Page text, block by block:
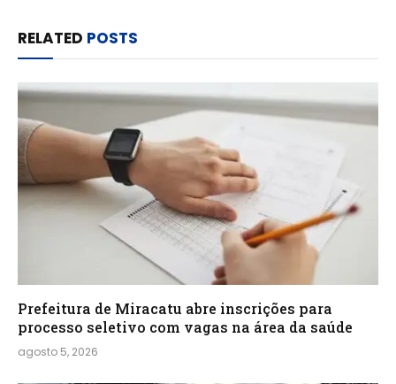
RELATED POSTS
Prefeitura de Miracatu abre inscrições para
processo seletivo com vagas na área da saúde
agosto 5, 2026